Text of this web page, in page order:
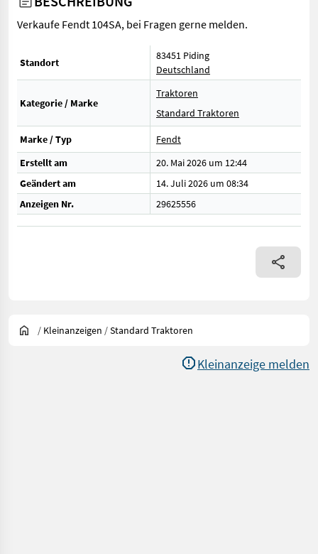
Verkaufe Fendt 104SA, bei Fragen gerne melden.
Standort
83451 Piding
Deutschland
Kategorie / Marke
Traktoren
Standard Traktoren
Marke / Typ
Fendt
Erstellt am
20. Mai 2026 um 12:44
Geändert am
14. Juli 2026 um 08:34
Anzeigen Nr.
29625556
/ Kleinanzeigen /Standard Traktoren
Kleinanzeige melden